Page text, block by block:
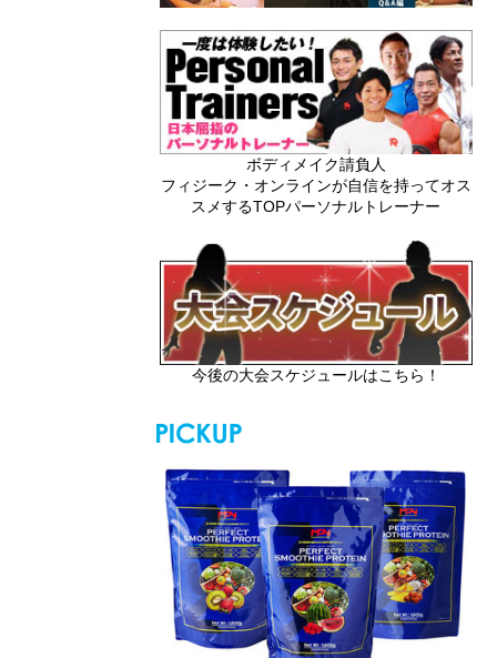
ボディメイク請負人
フィジーク・オンラインが自信を持ってオス
スメするTOPパーソナルトレーナー
今後の大会スケジュールはこちら！